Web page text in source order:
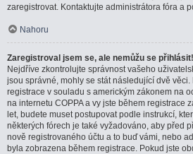
zaregistrovat. Kontaktujte administrátora fóra a
Nahoru
Zaregistroval jsem se, ale nemůžu se přihlásit!
Nejdříve zkontrolujte správnost vašeho
jsou správné, mohly se stát následující dvě
registrace v souladu s americkým zákonem na
na internetu COPPA a vy jste během registrace
let, budete muset postupovat podle instrukcí,
některých fórech je také vyžadováno, aby před
nově registrovaného účtu a to buď vámi, nebo
byla zobrazena během registrace. Pokud jste